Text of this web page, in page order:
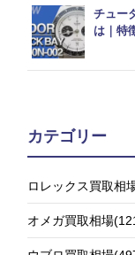
チュー
は｜特
カテゴリー
ロレックス買取相
オメガ買取相場